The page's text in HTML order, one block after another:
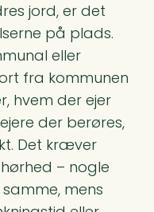
jord, er det
på plads.
eller
fra kommunen
hvem der ejer
der berøres,
Det kræver
– nogle
mens